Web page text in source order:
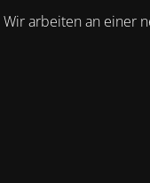
Wir arbeiten an einer